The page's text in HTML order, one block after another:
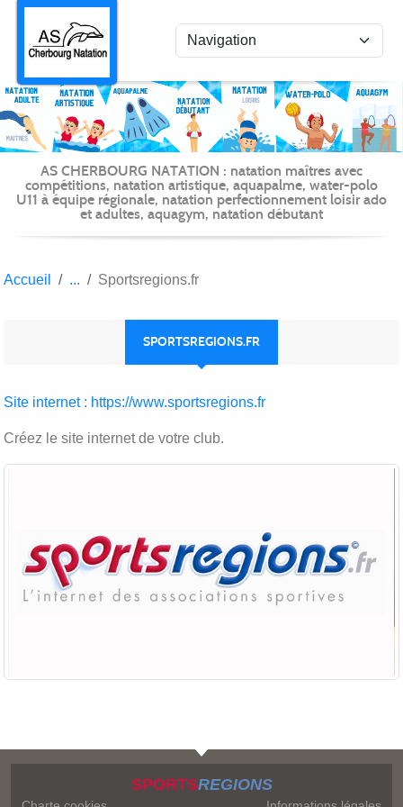
AS CHERBOURG NATATION : natation maîtres avec
compétitions, natation artistique, aquapalme, water-polo
U11 à équipe régionale, natation perfectionnement loisir ado
et adultes, aquagym, natation débutant
Accueil Sportsregions.fr
SPORTSREGIONS.FR
Site internet : https://www.sportsregions.fr
Créez le site internet de votre club.
SPORTSREGIONS
Panneau de gestion des cookies